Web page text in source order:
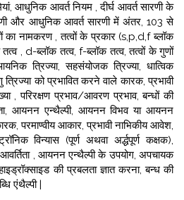
आधुनिक आवर्त नियम ,दीर्घ आवर्त सारणी के
और आधुनिक आवर्त सारणी में अंतर, 103 से
का नामकरण , तत्वों के प्रकार (s,p,d,f ब्लॉक
, d-ब्लॉक तत्व, f-ब्लॉक तत्व, तत्वों के गुणों
त्रिज्या, सहसंयोजक त्रिज्या, धात्विक
त्रिज्या को प्रभावित करने वाले कारक,प्रभावी
, परिरक्षण प्रभाव/आवरण प्रभाव, बन्धों की
आयनन एन्थैल्पी, आयनन विभव या आयनन
परमाण्वीय आकार, प्रभावी नाभिकीय आवेश,
विन्यास (पूर्ण अथवा अर्द्धपूर्ण कक्षक),
, आयनन एन्थैल्पी के उपयोग, अपचायक
की प्रबलता ज्ञात करना, बन्ध की
एंथैल्पी |